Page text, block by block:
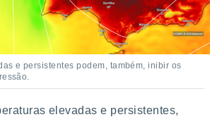
e persistentes podem, também, inibir os
elevadas e persistentes,